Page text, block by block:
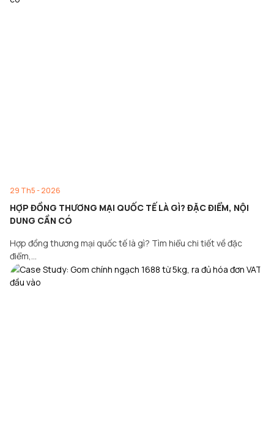
29 Th5 - 2026
HỢP ĐỒNG THƯƠNG MẠI QUỐC TẾ LÀ GÌ? ĐẶC ĐIỂM, NỘI
DUNG CẦN CÓ
Hợp đồng thương mại quốc tế là gì? Tìm hiểu chi tiết về đặc
điểm,…